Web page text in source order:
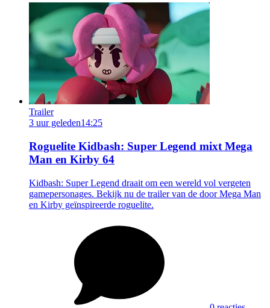
Trailer
3 uur geleden14:25
Roguelite Kidbash: Super Legend mixt Mega
Man en Kirby 64
Kidbash: Super Legend draait om een wereld vol vergeten
gamepersonages. Bekijk nu de trailer van de door Mega Man
en Kirby geïnspireerde roguelite.